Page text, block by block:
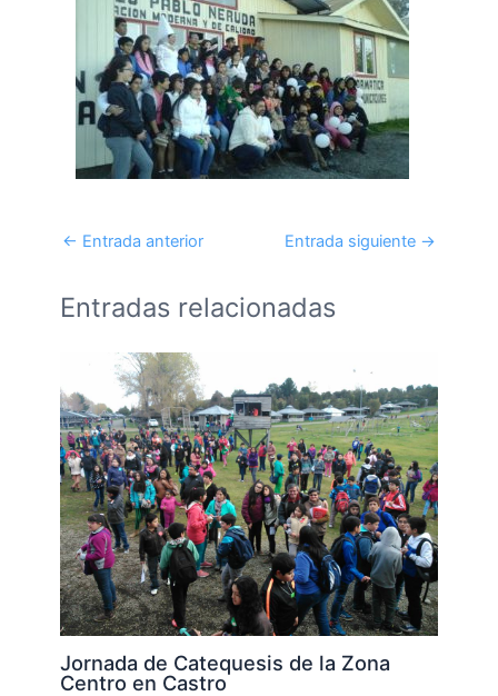
← Entrada anterior Entrada siguiente →
Entradas relacionadas
Jornada de Catequesis de la Zona
Centro en Castro